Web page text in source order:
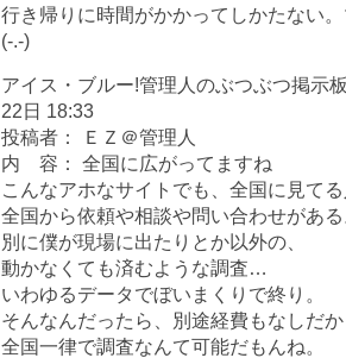
行き帰りに時間がかかってしかたない
(-.-)
アイス・ブルー!管理人のぶつぶつ掲示
22日 18:33
投稿者： ＥＺ＠管理人
内 容： 全国に広がってますね
こんなアホなサイトでも、全国に見て
全国から依頼や相談や問い合わせがあ
別に僕が現場に出たりとか以外の、
動かなくても済むような調査…
いわゆるデータでぼいまくりで終り。
そんなんだったら、別途経費もなしだ
全国一律で調査なんて可能だもんね。